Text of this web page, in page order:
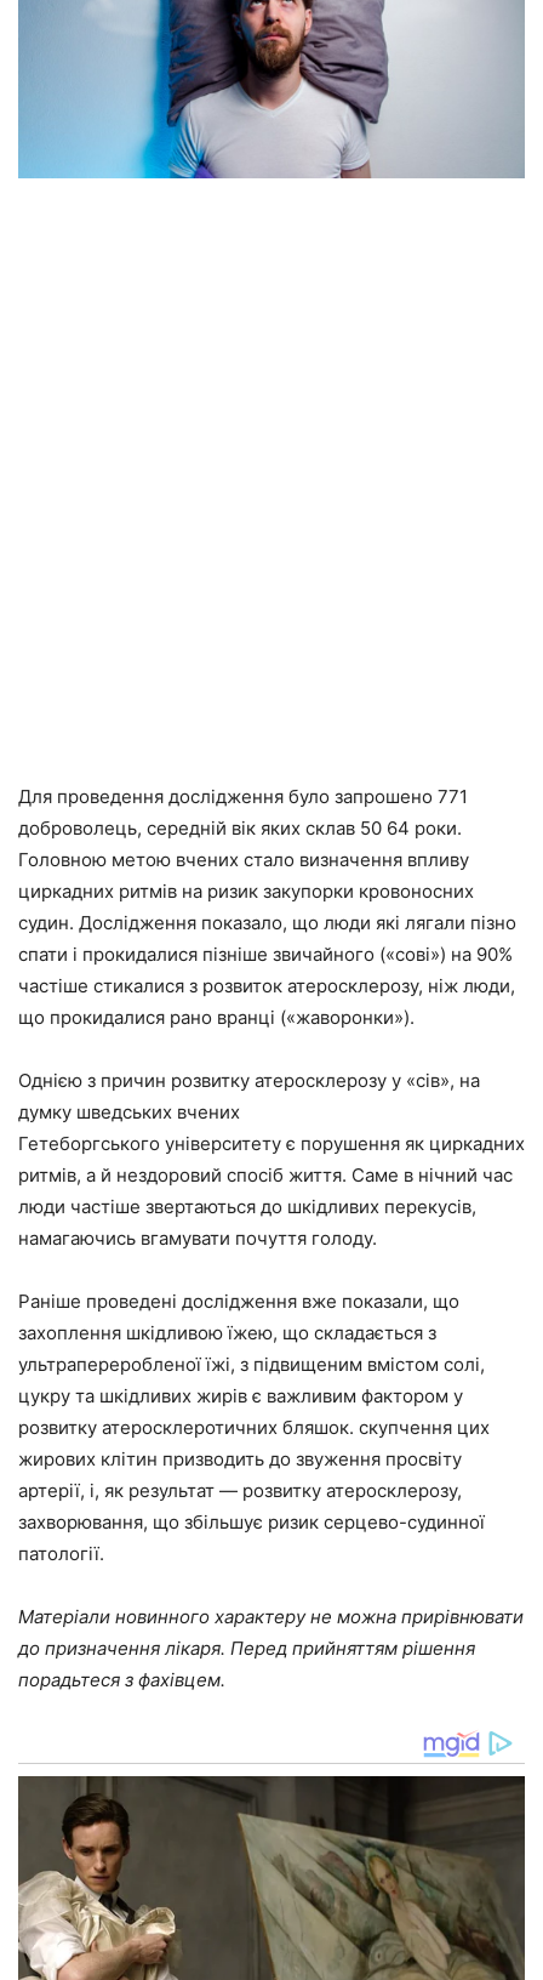
Для проведення дослідження було запрошено 771
доброволець, середній вік яких склав 50 64 роки.
Головною метою вчених стало визначення впливу
циркадних ритмів на ризик закупорки кровоносних
судин. Дослідження показало, що люди які лягали пізно
спати і прокидалися пізніше звичайного («сові») на 90%
частіше стикалися з розвиток атеросклерозу, ніж люди,
що прокидалися рано вранці («жаворонки»).
Однією з причин розвитку атеросклерозу у «сів», на
думку шведських вчених
Гетеборгського університету є порушення як циркадних
ритмів, а й нездоровий спосіб життя. Саме в нічний час
люди частіше звертаються до шкідливих перекусів,
намагаючись вгамувати почуття голоду.
Раніше проведені дослідження вже показали, що
захоплення шкідливою їжею, що складається з
ультрапереробленої їжі, з підвищеним вмістом солі,
цукру та шкідливих жирів є важливим фактором у
розвитку атеросклеротичних бляшок. скупчення цих
жирових клітин призводить до звуження просвіту
артерії, і, як результат — розвитку атеросклерозу,
захворювання, що збільшує ризик серцево-судинної
патології.
Матеріали новинного характеру не можна прирівнювати
до призначення лікаря. Перед прийняттям рішення
порадьтеся з фахівцем.